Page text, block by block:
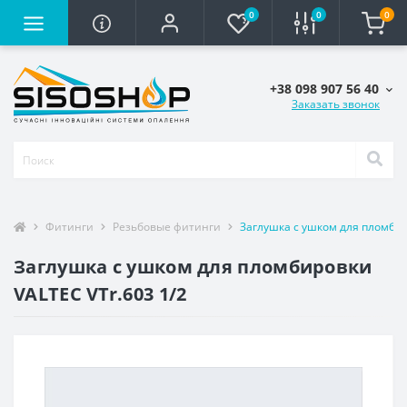
0 0 0
+38 098 907 56 40
Заказать звонок
Фитинги Резьбовые фитинги Заглушка с ушком для
Заглушка с ушком для пломбировки
VALTEC VTr.603 1/2